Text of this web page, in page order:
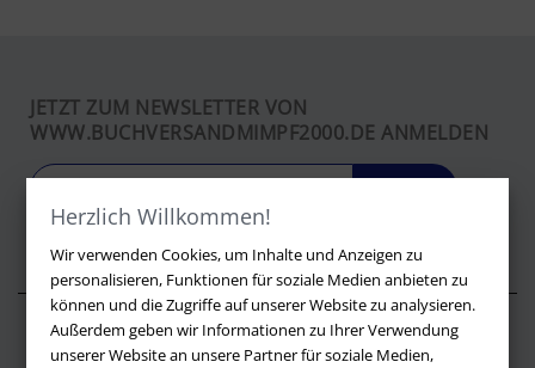
Herzlich Willkommen!
Wir verwenden Cookies, um Inhalte und Anzeigen zu
personalisieren, Funktionen für soziale Medien anbieten zu
können und die Zugriffe auf unserer Website zu analysieren.
Außerdem geben wir Informationen zu Ihrer Verwendung
unserer Website an unsere Partner für soziale Medien,
JETZT ZUM NEWSLETTER VON
WWW.BUCHVERSANDMIMPF2000.DE ANMELDEN
Über buchversandmimpf2000.de